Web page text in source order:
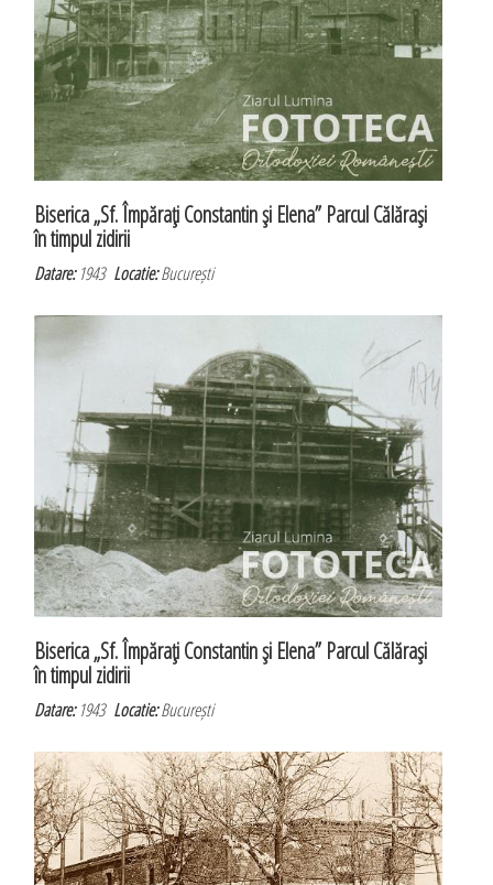
Biserica „Sf. Împăraţi Constantin şi Elena” Parcul Călăraşi
în timpul zidirii
Datare:1943Locatie:București
Biserica „Sf. Împăraţi Constantin şi Elena” Parcul Călăraşi
în timpul zidirii
Datare:1943Locatie:București